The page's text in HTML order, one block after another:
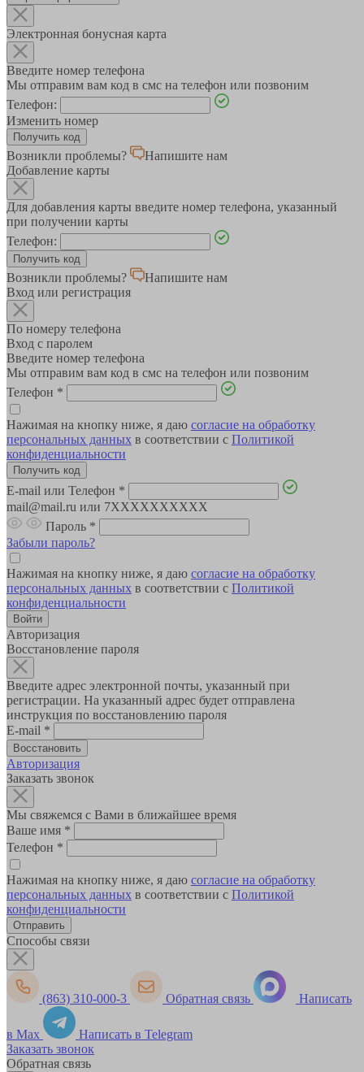
Электронная бонусная карта
Введите номер телефона
Мы отправим вам код в смс на телефон или позвоним
Телефон:
Изменить номер
Возникли проблемы?
Напишите нам
Добавление карты
Для добавления карты введите номер телефона, указанный
при получении карты
Телефон:
Возникли проблемы?
Напишите нам
Вход или регистрация
По номеру телефона
Вход с паролем
Введите номер телефона
Мы отправим вам код в смс на телефон или позвоним
Телефон *
Нажимая на кнопку ниже, я даю согласие на обработку
персональных данных в соответствии с Политикой
конфиденциальности
E-mail или Телефон *
mail@mail.ru или 7XXXXXXXXXX
Пароль *
Забыли пароль?
Нажимая на кнопку ниже, я даю согласие на обработку
персональных данных в соответствии с Политикой
конфиденциальности
Авторизация
Восстановление пароля
Введите адрес электронной почты, указанный при
регистрации. На указанный адрес будет отправлена
инструкция по восстановлению пароля
E-mail *
Авторизация
Заказать звонок
Мы свяжемся с Вами в ближайшее время
Ваше имя *
Телефон *
Нажимая на кнопку ниже, я даю согласие на обработку
персональных данных в соответствии с Политикой
конфиденциальности
Способы связи
(863) 310-000-3 Обратная связь Написать
в Max
Написать в Telegram
Заказать звонок
Обратная связь